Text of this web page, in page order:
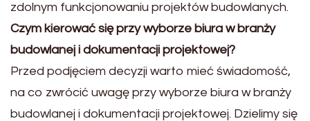
zdolnym funkcjonowaniu projektów budowlanych.
Czym kierować się przy wyborze biura w branży
budowlanej i dokumentacji projektowej?
Przed podjęciem decyzji warto mieć świadomość,
na co zwrócić uwagę przy wyborze biura w branży
budowlanej i dokumentacji projektowej. Dzielimy się